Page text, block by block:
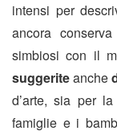
intensi per
ancora
simbiosi con il
suggeriteanche
d’arte, sia per
famiglie e i